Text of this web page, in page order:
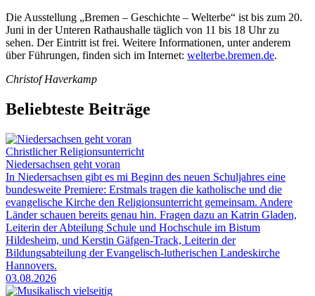
Die Ausstellung „Bremen – Geschichte – Welterbe“ ist bis zum 20.
Juni in der Unteren Rathaushalle täglich von 11 bis 18 Uhr zu
sehen. Der Eintritt ist frei. Weitere Informationen, unter anderem
über Führungen, finden sich im Internet: welterbe.bremen.de.
Christof Haverkamp
Beliebteste Beiträge
Christlicher Religionsunterricht
Niedersachsen geht voran
In Niedersachsen gibt es mi Beginn des neuen Schuljahres eine
bundesweite Premiere: Erstmals tragen die katholische und die
evangelische Kirche den Religionsunterricht gemeinsam. Andere
Länder schauen bereits genau hin. Fragen dazu an Katrin Gladen,
Leiterin der Abteilung Schule und Hochschule im Bistum
Hildesheim, und Kerstin Gäfgen-Track, Leiterin der
Bildungsabteilung der Evangelisch-lutherischen Landeskirche
Hannovers.
03.08.2026